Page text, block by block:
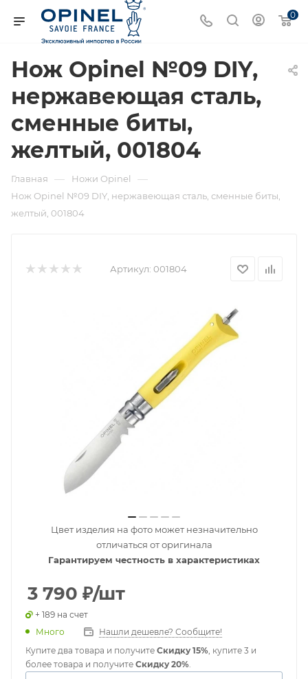
0
Нож Opinel №09 DIY,
нержавеющая сталь,
сменные биты,
желтый, 001804
Главная — Ножи Opinel —
Нож Opinel №09 DIY, нержавеющая сталь, сменные биты,
желтый, 001804
Артикул: 001804
Цвет изделия на фото может незначительно
отличаться от оригинала
Гарантируем честность в характеристиках
3 790 ₽/шт
+ 189 на счет
Много
Нашли дешевле? Сообщите!
Купите два товара и получите Скидку 15%, купите 3 и
более товара и получите Скидку 20%.